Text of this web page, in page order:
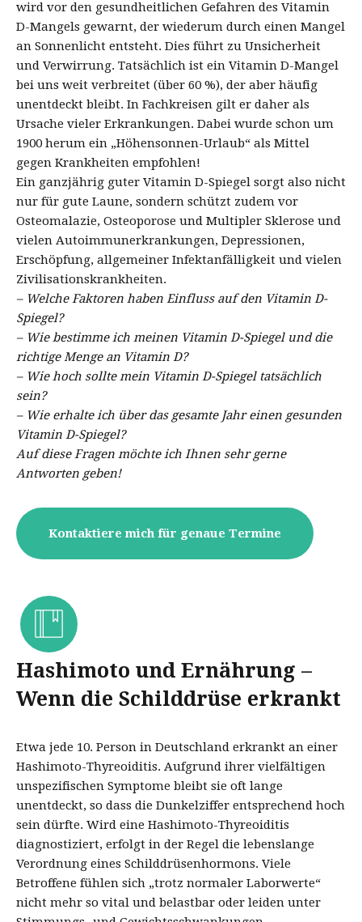
wird vor den gesundheitlichen Gefahren des Vitamin
D-Mangels gewarnt, der wiederum durch einen Mangel
an Sonnenlicht entsteht. Dies führt zu Unsicherheit
und Verwirrung. Tatsächlich ist ein Vitamin D-Mangel
bei uns weit verbreitet (über 60 %), der aber häufig
unentdeckt bleibt. In Fachkreisen gilt er daher als
Ursache vieler Erkrankungen. Dabei wurde schon um
1900 herum ein „Höhensonnen-Urlaub“ als Mittel
gegen Krankheiten empfohlen!
Ein ganzjährig guter Vitamin D-Spiegel sorgt also nicht
nur für gute Laune, sondern schützt zudem vor
Osteomalazie, Osteoporose und Multipler Sklerose und
vielen Autoimmunerkrankungen, Depressionen,
Erschöpfung, allgemeiner Infektanfälligkeit und vielen
Zivilisationskrankheiten.
– Welche Faktoren haben Einfluss auf den Vitamin D-
Spiegel?
– Wie bestimme ich meinen Vitamin D-Spiegel und die
richtige Menge an Vitamin D?
– Wie hoch sollte mein Vitamin D-Spiegel tatsächlich
sein?
– Wie erhalte ich über das gesamte Jahr einen gesunden
Vitamin D-Spiegel?
Auf diese Fragen möchte ich Ihnen sehr gerne
Antworten geben!
Kontaktiere mich für genaue Termine
Hashimoto und Ernährung –
Wenn die Schilddrüse erkrankt
Etwa jede 10. Person in Deutschland erkrankt an einer
Hashimoto-Thyreoiditis. Aufgrund ihrer vielfältigen
unspezifischen Symptome bleibt sie oft lange
unentdeckt, so dass die Dunkelziffer entsprechend hoch
sein dürfte. Wird eine Hashimoto-Thyreoiditis
diagnostiziert, erfolgt in der Regel die lebenslange
Verordnung eines Schilddrüsenhormons. Viele
Betroffene fühlen sich „trotz normaler Laborwerte“
nicht mehr so vital und belastbar oder leiden unter